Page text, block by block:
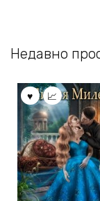
Недавно